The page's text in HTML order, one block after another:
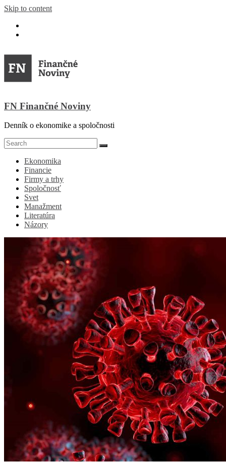
Skip to content
FN Finančné Noviny
Denník o ekonomike a spoločnosti
Ekonomika
Financie
Firmy a trhy
Spoločnosť
Svet
Manažment
Literatúra
Názory